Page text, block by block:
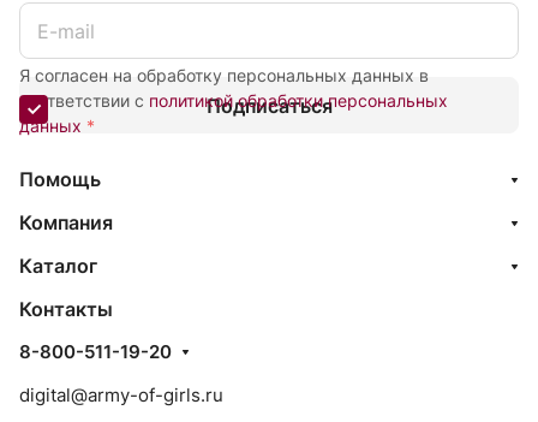
Я согласен на обработку персональных данных в
соответствии с политикой обработки персональных
данных *
Подписаться
Помощь
Компания
Каталог
Контакты
8-800-511-19-20
digital@army-of-girls.ru